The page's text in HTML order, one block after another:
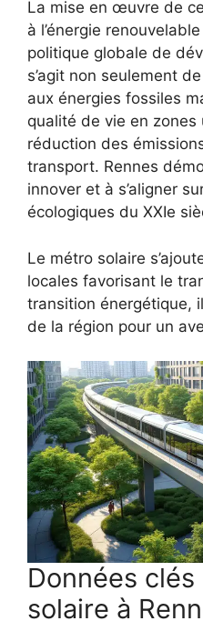
La mise en œuvre de
à l’énergie
politique globale de
s’agit non seulement
aux énergies fossiles
qualité de vie en zones
réduction des
transport. Rennes
innover et à s’aligner
écologiques du XXIe
Le métro solaire
locales favorisant le
transition énergétique,
de la région pour un
Données
solaire à